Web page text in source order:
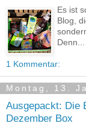
Es ist
Blog,
Denn...
1 Kommentar:
Montag, 13.
Ausgepackt: Die
Dezember Box